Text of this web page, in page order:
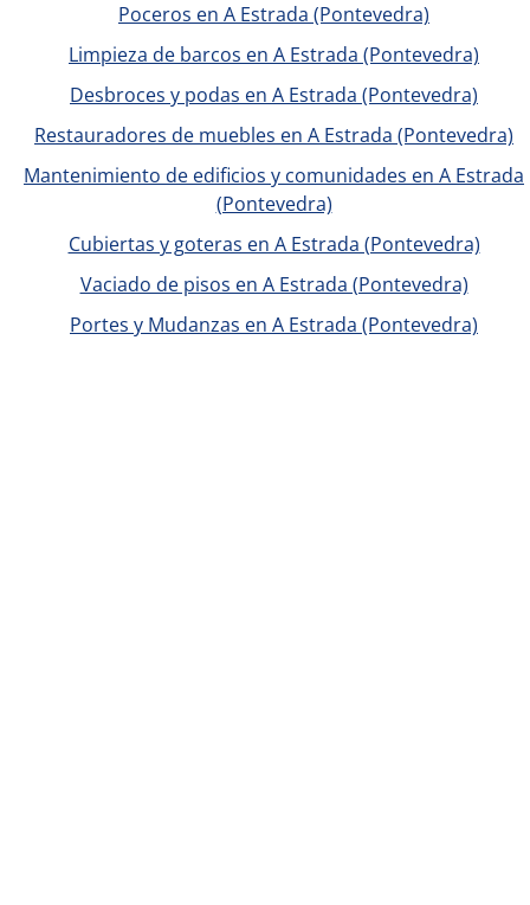
Poceros en A Estrada (Pontevedra)
Limpieza de barcos en A Estrada (Pontevedra)
Desbroces y podas en A Estrada (Pontevedra)
Restauradores de muebles en A Estrada (Pontevedra)
Mantenimiento de edificios y comunidades en A Estrada
(Pontevedra)
Cubiertas y goteras en A Estrada (Pontevedra)
Vaciado de pisos en A Estrada (Pontevedra)
Portes y Mudanzas en A Estrada (Pontevedra)